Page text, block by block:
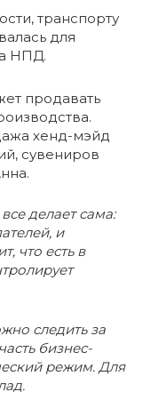
транспорту
для
НПД.
продавать
хенд-мэйд
сувениров
делает сама:
и
что есть в
следить за
бизнес-
режим. Для